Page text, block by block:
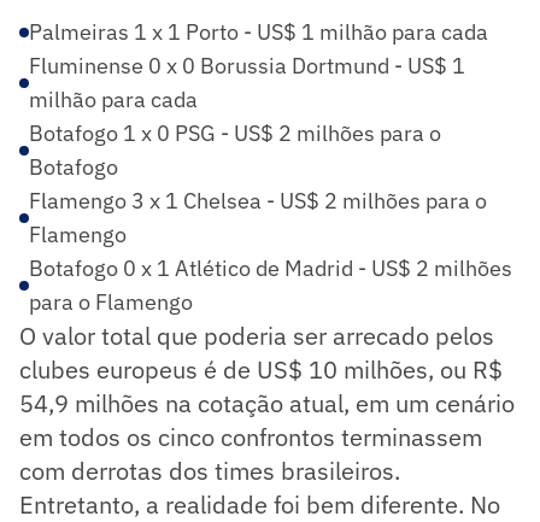
Palmeiras 1 x 1 Porto - US$ 1 milhão para cada
Fluminense 0 x 0 Borussia Dortmund - US$ 1
milhão para cada
Botafogo 1 x 0 PSG - US$ 2 milhões para o
Botafogo
Flamengo 3 x 1 Chelsea - US$ 2 milhões para o
Flamengo
Botafogo 0 x 1 Atlético de Madrid - US$ 2 milhões
para o Flamengo
O valor total que poderia ser arrecado pelos
clubes europeus é de US$ 10 milhões, ou R$
54,9 milhões na cotação atual, em um cenário
em todos os cinco confrontos terminassem
com derrotas dos times brasileiros.
Entretanto, a realidade foi bem diferente. No